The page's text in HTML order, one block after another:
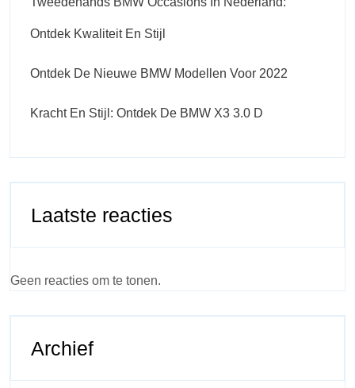
Ontdek Kwaliteit En Stijl
Ontdek De Nieuwe BMW Modellen Voor 2022
Kracht En Stijl: Ontdek De BMW X3 3.0 D
Laatste reacties
Geen reacties om te tonen.
Archief